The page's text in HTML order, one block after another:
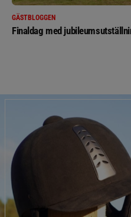
GÄSTBLOGGEN
Finaldag med